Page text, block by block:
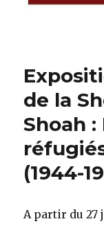
de la
Shoah :
(1944-
A partir du 27